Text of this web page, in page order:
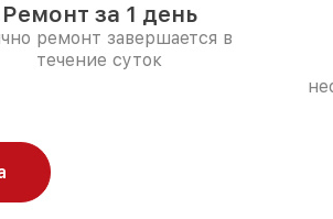
Ремонт за 1 день
ремонт завершается в
течение суток